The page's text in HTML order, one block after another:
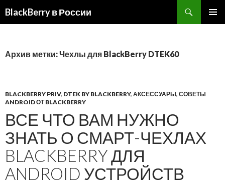
BlackBerry в России
Архив метки: Чехлы для BlackBerry DTEK60
BLACKBERRY PRIV, DTEK BY BLACKBERRY, АКСЕССУАРЫ, СОВЕТЫ
ANDROID ОТ BLACKBERRY
ВСЕ ЧТО ВАМ НУЖНО
ЗНАТЬ О СМАРТ-ЧЕХЛАХ
BLACKBERRY ДЛЯ
ANDROID УСТРОЙСТВ